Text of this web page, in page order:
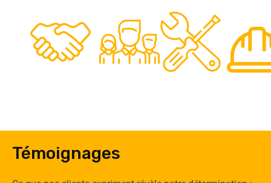
48
0
50
Experts
Témoignages